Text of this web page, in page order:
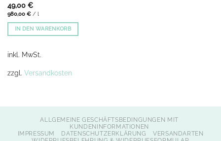
49,00 €
980,00 €/ l
IN DEN WARENKORB
inkl. MwSt.
zzgl. Versandkosten
ALLGEMEINE GESCHÄFTSBEDINGUNGEN MIT
KUNDENINFORMATIONEN
IMPRESSUM
DATENSCHUTZERKLÄRUNG
VERSANDARTEN